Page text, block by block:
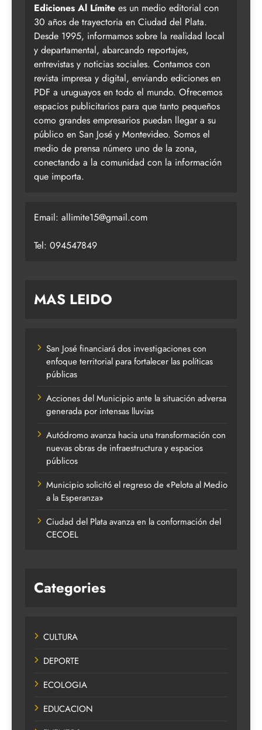
Ediciones Al Límite es un medio editorial con
30 años de trayectoria en Ciudad del Plata.
Desde 1995, informamos sobre la realidad local
y departamental, abarcando reportajes,
entrevistas y noticias sociales. Contamos con
revista impresa y digital, enviando ediciones en
PDF a uruguayos en todo el mundo. Ofrecemos
espacios publicitarios para que tanto pequeños
como grandes empresarios puedan llegar a su
público en San José y Montevideo. Somos el
medio de prensa número uno de la zona,
conectando a la comunidad con la información
que importa.
Email: allimite15@gmail.com
Tel: 094547849
MAS LEIDO
San José financiará dos investigaciones con
enfoque territorial para fortalecer las políticas
públicas
Acciones del Municipio ante la situación adversa
generada por intensas lluvias
Autódromo avanza hacia una transformación con
nuevas obras de infraestructura y espacios
públicos
Municipio solicitó el regreso de «Pelota al Medio
a la Esperanza»
Ciudad del Plata avanza en la conformación del
CECOEL
Categories
CULTURA
DEPORTE
ECOLOGIA
EDUCACION